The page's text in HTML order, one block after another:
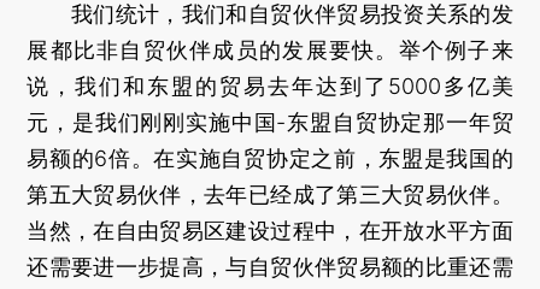
我们统计，我们和自贸伙伴贸易投资关系的发
展都比非自贸伙伴成员的发展要快。举个例子来
说，我们和东盟的贸易去年达到了5000多亿美
元，是我们刚刚实施中国-东盟自贸协定那一年贸
易额的6倍。在实施自贸协定之前，东盟是我国的
第五大贸易伙伴，去年已经成了第三大贸易伙伴。
当然，在自由贸易区建设过程中，在开放水平方面
还需要进一步提高，与自贸伙伴贸易额的比重还需